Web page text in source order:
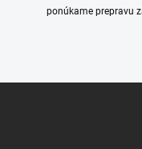
ponúkame prepravu